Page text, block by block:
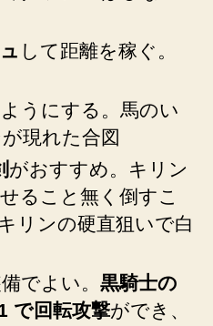
ル
ト
の
雪
原」
の
目
印
ツ
の
して距離を稼ぐ。
うにする。馬のい
現れた合図
がおすすめ。キリン
ること無く倒すこ
リンの硬直狙いで白
でよい。 黒騎士の
で回転攻撃ができ、